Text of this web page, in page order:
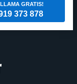
GRATIS!
373 878